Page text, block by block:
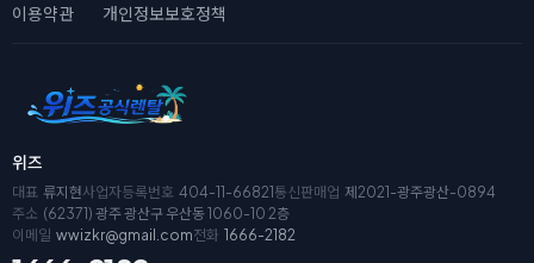
이용약관 개인정보보호정책
위즈
대표 류지현사업자등록번호 404-11-66821 통신판매업 제2021-광주광산-0894
주소 (62371) 광주 광산구 우산동 1060-10 2층
이메일 wwizkr@gmail.com전화 1666-2182